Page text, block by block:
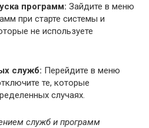
программ: Зайдите в меню
при старте системы и
не используете
служб: Перейдите в меню
те, которые
случаях.
служб и программ